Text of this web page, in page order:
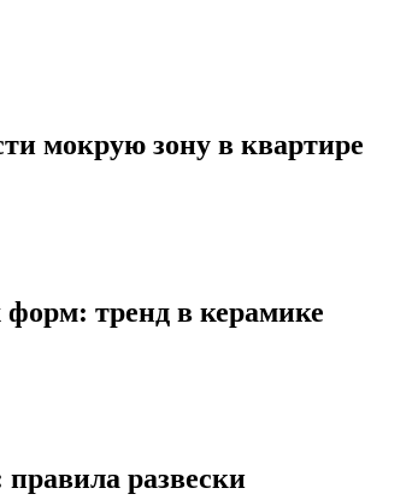
мокрую зону в квартире
тренд в керамике
развески